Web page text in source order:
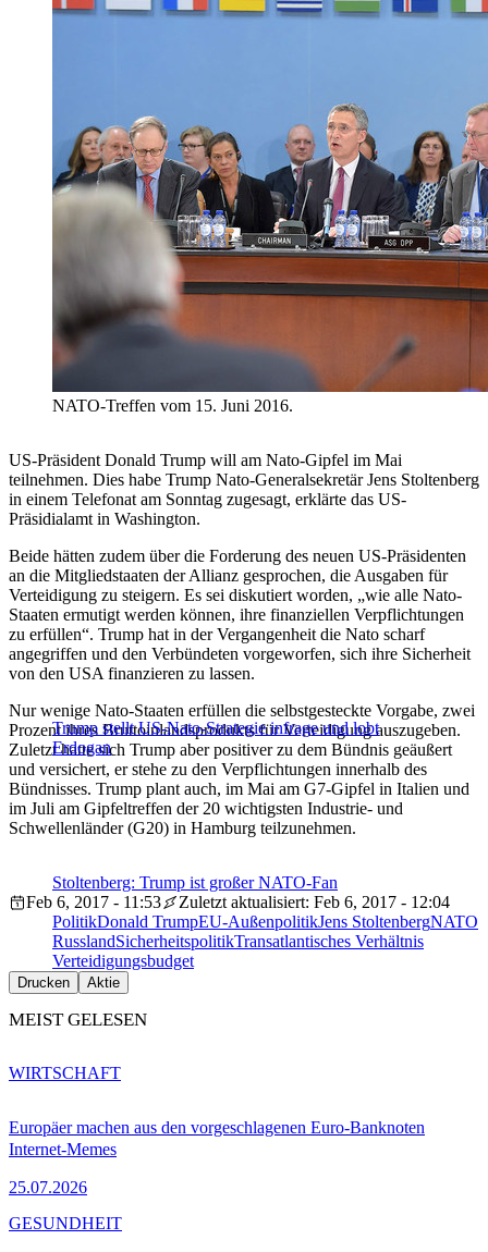
NATO-Treffen vom 15. Juni 2016.
US-Präsident Donald Trump will am Nato-Gipfel im Mai
teilnehmen. Dies habe Trump Nato-Generalsekretär Jens Stoltenberg
in einem Telefonat am Sonntag zugesagt, erklärte das US-
Präsidialamt in Washington.
Beide hätten zudem über die Forderung des neuen US-Präsidenten
an die Mitgliedstaaten der Allianz gesprochen, die Ausgaben für
Verteidigung zu steigern. Es sei diskutiert worden, „wie alle Nato-
Staaten ermutigt werden können, ihre finanziellen Verpflichtungen
zu erfüllen“. Trump hat in der Vergangenheit die Nato scharf
angegriffen und den Verbündeten vorgeworfen, sich ihre Sicherheit
von den USA finanzieren zu lassen.
Trump stellt US-Nato-Strategie infrage und lobt
Erdogan
Nur wenige Nato-Staaten erfüllen die selbstgesteckte Vorgabe, zwei
Prozent ihres Bruttoinlandsprodukts für Verteidigung auszugeben.
Zuletzt hatte sich Trump aber positiver zu dem Bündnis geäußert
und versichert, er stehe zu den Verpflichtungen innerhalb des
Bündnisses. Trump plant auch, im Mai am G7-Gipfel in Italien und
im Juli am Gipfeltreffen der 20 wichtigsten Industrie- und
Schwellenländer (G20) in Hamburg teilzunehmen.
Stoltenberg: Trump ist großer NATO-Fan
Feb 6, 2017 - 11:53
Zuletzt aktualisiert: Feb 6, 2017 - 12:04
PolitikDonald TrumpEU-AußenpolitikJens StoltenbergNATO
RusslandSicherheitspolitikTransatlantisches Verhältnis
Verteidigungsbudget
Drucken Aktie
MEIST GELESEN
Europäer machen aus den vorgeschlagenen Euro-Banknoten
Internet-Memes
25.07.2026
WIRTSCHAFT
GESUNDHEIT